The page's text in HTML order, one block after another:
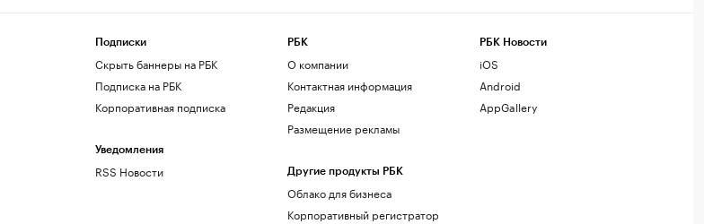
Подписки
Скрыть баннеры на РБК
Подписка на РБК
Корпоративная подписка
Уведомления
RSS Новости
РБК
О компании
Контактная информация
Редакция
Размещение рекламы
Другие продукты РБК
Облако для бизнеса
Корпоративный регистратор
РБК Новости
iOS
Android
AppGallery